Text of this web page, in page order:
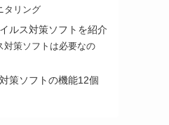
タリング
ルス対策ソフトを紹介
対策ソフトは必要なの
策ソフトの機能12個